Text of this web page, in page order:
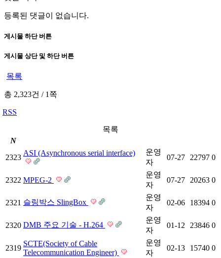
등록된 댓글이 없습니다.
게시물 하단 버튼
게시물 상단 및 하단 버튼
목록
총 2,323건 /1쪽
RSS
목록
N
2323
ASI (Asynchronous serial interface)
운영
자
07-27 22797 0
2322 MPEG-2
운영
자
07-27 20263 0
2321 슬링박스 SlingBox
운영
자
02-06 18394 0
2320 DMB 주요 기술 - H.264
운영
자
01-12 23846 0
2319
SCTE(Society of Cable
Telecommunication Engineer)
운영
자
02-13 15740 0